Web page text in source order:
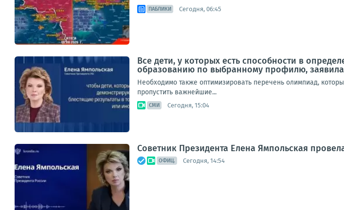
ПАБЛИКИ Сегодня, 06:45
Все дети, у которых есть способности в
образованию по выбранному профилю,
Необходимо также оптимизировать перечень олимпиад,
пропустить важнейшие...
СМИ Сегодня, 15:04
Советник Президента Елена Ямпольская
ОФИЦ. Сегодня, 14:54